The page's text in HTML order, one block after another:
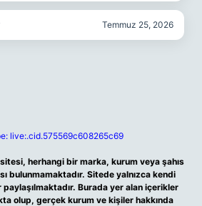
Temmuz 25, 2026
live:.cid.575569c608265c69
herhangi bir marka, kurum veya şahıs
bulunmamaktadır. Sitede yalnızca kendi
paylaşılmaktadır. Burada yer alan içerikler
olup, gerçek kurum ve kişiler hakkında